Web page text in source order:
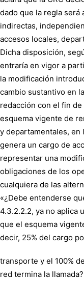
dado que la regla será
indirectas,
accesos locales,
Dicha disposición,
entraría en vigor a
la modificación
cambio sustantivo en
redacción con el fin
esquema vigente de
y departamentales, en
genera un cargo de
representar una
obligaciones de los
cualquiera de las
«¿Debe entenderse
4.3.2.2.2, ya no aplica
que el esquema
decir, 25% del cargo
transporte y el 100%
red termina la